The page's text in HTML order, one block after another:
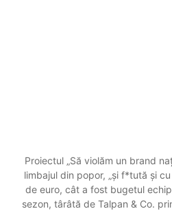
Proiectul „Să violăm un brand
limbajul din popor, „și f*tută și
de euro, cât a fost bugetul
sezon, târâtă de Talpan & Co.